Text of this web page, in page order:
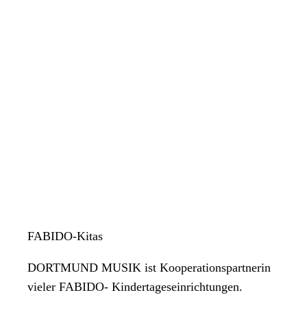
FABIDO-Kitas
DORTMUND MUSIK ist Kooperationspartnerin
vieler FABIDO- Kindertageseinrichtungen.